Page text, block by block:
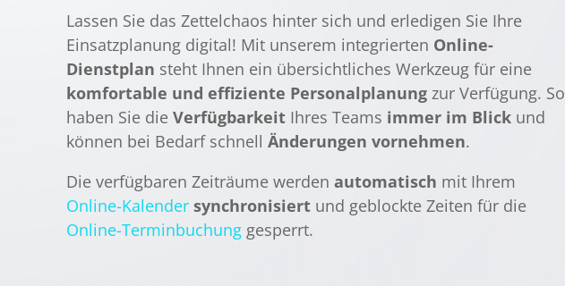
Lassen Sie das Zettelchaos hinter sich und erledigen Sie Ihre
Einsatzplanung digital! Mit unserem integrierten Online-
Dienstplan steht Ihnen ein übersichtliches Werkzeug für eine
komfortable und effiziente Personalplanungzur Verfügung. So
haben Sie die VerfügbarkeitIhres Teams immer im Blickund
können bei Bedarf schnell Änderungen vornehmen.
Die verfügbaren Zeiträume werden automatisch mit Ihrem
Online-Kalender synchronisiertund geblockte Zeiten für die
Online-Terminbuchunggesperrt.